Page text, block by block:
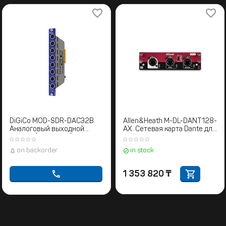
DiGiCo MOD-SDR-DAC32B.
Аналоговый выходной
модуль (8 каналов)
on backorder
Allen&Heath M-DL-DANT128-
AX. Сетевая карта Dante для
цифровых микшеров dLive и
in stock
1 353 820 ₸